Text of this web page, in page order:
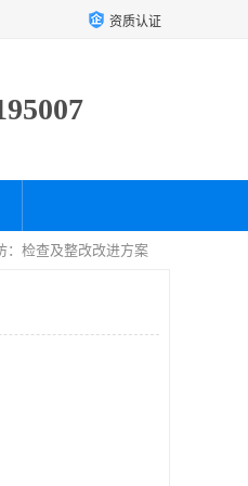
资质认证
：检查及整改改进方案